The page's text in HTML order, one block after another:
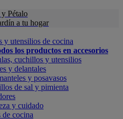
Pétalo
a tu hogar
y utensilios de cocina
los productos en accesorios
cuchillos y utensilios
y delantales
y posavasos
de sal y pimienta
y cuidado
cocina